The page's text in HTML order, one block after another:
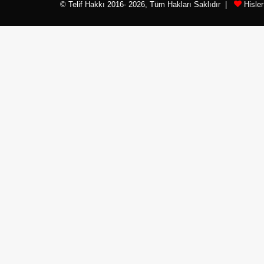
© Telif Hakkı 2016- 2026, Tüm Hakları Saklıdır |